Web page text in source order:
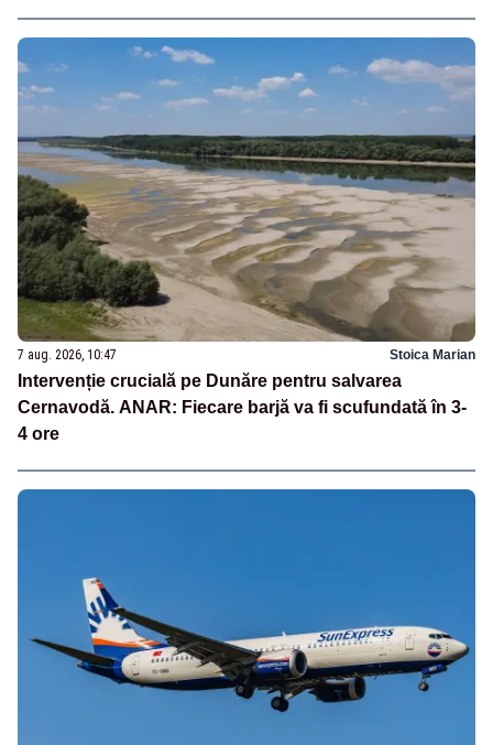
7 aug. 2026, 10:47 Stoica Marian
Intervenție crucială pe Dunăre pentru salvarea
Cernavodă. ANAR: Fiecare barjă va fi scufundată în 3-
4 ore